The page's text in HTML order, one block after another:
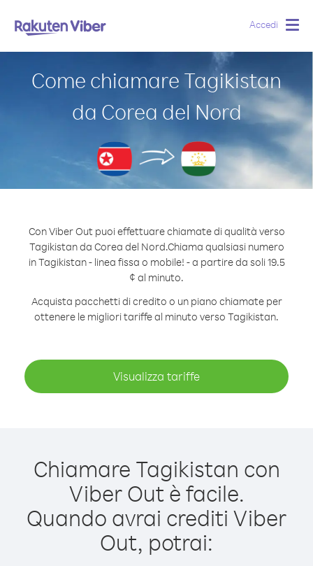
Accedi
Come chiamare Tagikistan
da Corea del Nord
Con Viber Out puoi effettuare chiamate di qualità verso
Tagikistan da Corea del Nord.Chiama qualsiasi numero
in Tagikistan - linea fissa o mobile! - a partire da soli 19.5
¢ al minuto.
Acquista pacchetti di credito o un piano chiamate per
ottenere le migliori tariffe al minuto verso Tagikistan.
Visualizza tariffe
Chiamare Tagikistan con
Viber Out è facile.
Quando avrai crediti Viber
Out, potrai: